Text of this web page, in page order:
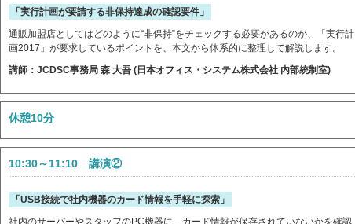
「実行計画が要請する非保持達成の確認要件」
通販加盟店としてはどのように“非保持”をチェックする必要があるのか、「実行計
画2017」が要求しているポイントを、本文から体系的に整理して解説します。
講師：JCDSC事務局 森 大吾 (日本オフィス・システム株式会社 内部統制室)
休憩10分
10:30～11:10 講演②
「USB接続で社内機器のカード情報を手軽に探索」
社内のサーバーやスタッフのPC機器に、カード情報が保存されていないかを確認